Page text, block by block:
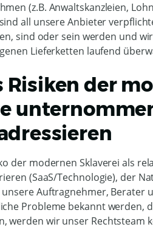
(z.B. Anwaltskanzleien,
all unsere Anbieter
sind oder sein werden und
Lieferketten laufend
Risiken der
der modernen Sklaverei als
(SaaS/Technologie), der
Auftragnehmer, Berater
Probleme bekannt werden,
werden wir unser Rechtsteam